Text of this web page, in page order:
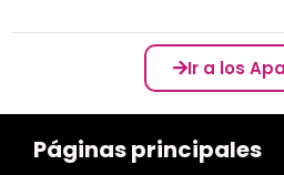
Ir a los
Páginas principales